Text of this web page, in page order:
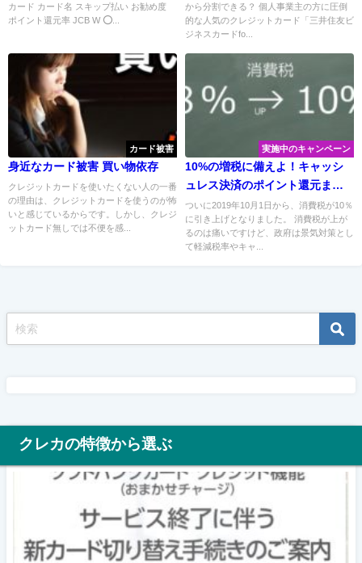
カード カード名 スキップ払い お勧め度
ポイント還元率 JCB W ⭕...
徴とは
から分割できる？ 個人事業主の方に圧倒
的な人気のクレジットカード「三井住友ビ
ジネスカードfo...
カード被害
身近なカード被害 買い物依存
クレジットカードを使いたくない人の一番
の理由は、クレジットカードを使うのが怖
いと感じているからです。しかし、クレジ
ットカード無しでは不便を感...
実施中のキャンペーン
10%の増税に備えよ！キャッシ
ュレス決済のポイント還元まと
め
ついに2019年10月1日から、消費税が10％
に引き上げとなりました。 消費税が上が
るのは痛いですけど、政府は景気対策とし
て軽減税率やキャ...
クレカの特徴から選ぶ